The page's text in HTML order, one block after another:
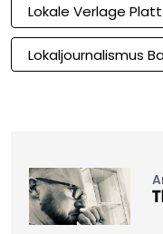
Lokale Verlage
Lokaljournalismus